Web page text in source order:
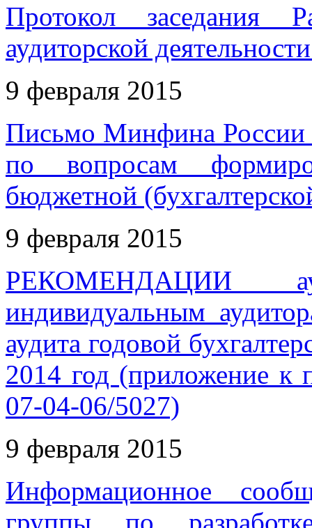
Протокол заседания
аудиторской
9 февраля 2015
Письмо Минфина
по вопросам
бюджетной
9 февраля 2015
РЕКОМЕНДАЦИИ
индивидуальным
аудита годовой
2014 год (приложение к
07-04-06/5027)
9 февраля 2015
Информационное
группы по